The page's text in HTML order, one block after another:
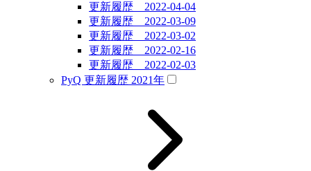
更新履歴 2022-04-04
更新履歴 2022-03-09
更新履歴 2022-03-02
更新履歴 2022-02-16
更新履歴 2022-02-03
PyQ 更新履歴 2021年